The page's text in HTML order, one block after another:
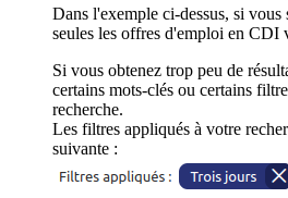
Dans l'exemple ci-dessus, si
seules les offres d'emploi en CDI
Si vous obtenez trop peu de
certains mots-clés ou certains
recherche.
Les filtres appliqués à votre
suivante :